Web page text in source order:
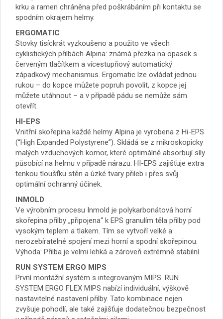
krku a ramen chráněna před poškrábáním při kontaktu se
spodním okrajem helmy.
ERGOMATIC
Stovky tisíckrát vyzkoušeno a použito ve všech
cyklistických přilbách Alpina: známá přezka na opasek s
červeným tlačítkem a vícestupňový automatický
západkový mechanismus. Ergomatic lze ovládat jednou
rukou – do kopce můžete popruh povolit, z kopce jej
můžete utáhnout – a v případě pádu se nemůže sám
otevřít.
HI-EPS
Vnitřní skořepina každé helmy Alpina je vyrobena z Hi-EPS
(“High Expanded Polystyrene”). Skládá se z mikroskopicky
malých vzduchových komor, které optimálně absorbují síly
působící na helmu v případě nárazu. HI-EPS zajišťuje extra
tenkou tloušťku stěn a úzké tvary přileb i přes svůj
optimální ochranný účinek.
INMOLD
Ve výrobním procesu Inmold je polykarbonátová horní
skořepina přilby „připojena“ k EPS granulím těla přilby pod
vysokým teplem a tlakem. Tím se vytvoří velké a
nerozebíratelné spojení mezi horní a spodní skořepinou.
Výhoda: Přilba je velmi lehká a zároveň extrémně stabilní.
RUN SYSTEM ERGO MIPS
První montážní systém s integrovaným MIPS. RUN
SYSTEM ERGO FLEX MIPS nabízí individuální, výškově
nastavitelné nastavení přilby. Tato kombinace nejen
zvyšuje pohodlí, ale také zajišťuje dodatečnou bezpečnost